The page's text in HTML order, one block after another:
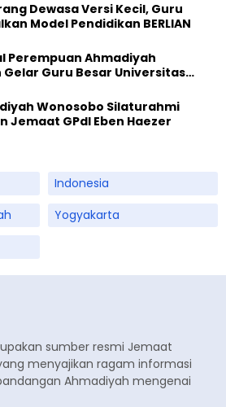
Dewasa Versi Kecil, Guru
Model Pendidikan BERLIAN
Perempuan Ahmadiyah
Gelar Guru Besar Universitas
Wonosobo Silaturahmi
Jemaat GPdI Eben Haezer
Indonesia
Yogyakarta
sumber resmi Jemaat
menyajikan ragam informasi
Ahmadiyah mengenai